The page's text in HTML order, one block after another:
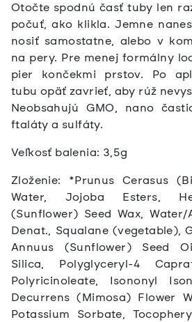
Otočte spodnú časť tuby len
počuť, ako klikla. Jemne
nosiť samostatne, alebo v
na pery. Pre menej formálny
pier končekmi prstov. Po
tubu opäť zavrieť, aby rúž
Neobsahujú GMO, nano
ftaláty a sulfáty.
Veľkosť balenia: 3,5g
Zloženie: *Prunus Cerasus
Water, Jojoba Esters,
(Sunflower) Seed Wax,
Denat., Squalane (vegetable),
Annuus (Sunflower) Seed
Silica, Polyglyceryl-4
Polyricinoleate, Isononyl
Decurrens (Mimosa) Flower
Potassium Sorbate,